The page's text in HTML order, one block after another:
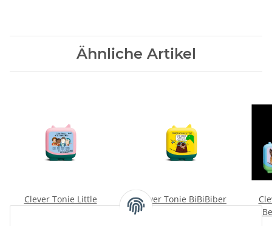
Ähnliche Artikel
Clever Tonie Little
Clever Tonie BiBiBiber
hat da mal 'ne Frage -